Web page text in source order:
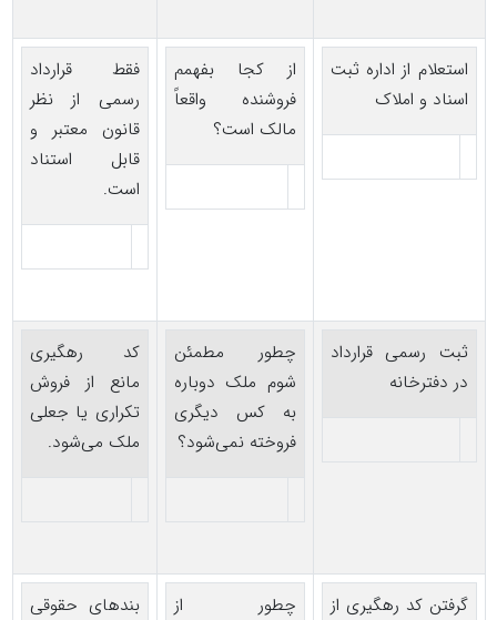
استعلام از اداره ثبت
اسناد و املاک
از کجا بفهمم
فروشنده واقعاً
مالک است؟
فقط قرارداد
رسمی از نظر
قانون معتبر و
قابل استناد
است.
ثبت رسمی قرارداد
در دفترخانه
چطور مطمئن
شوم ملک دوباره
به کس دیگری
فروخته نمی‌شود؟
کد رهگیری
مانع از فروش
تکراری یا جعلی
ملک می‌شود.
گرفتن کد رهگیری از
چطور از
بندهای حقوقی